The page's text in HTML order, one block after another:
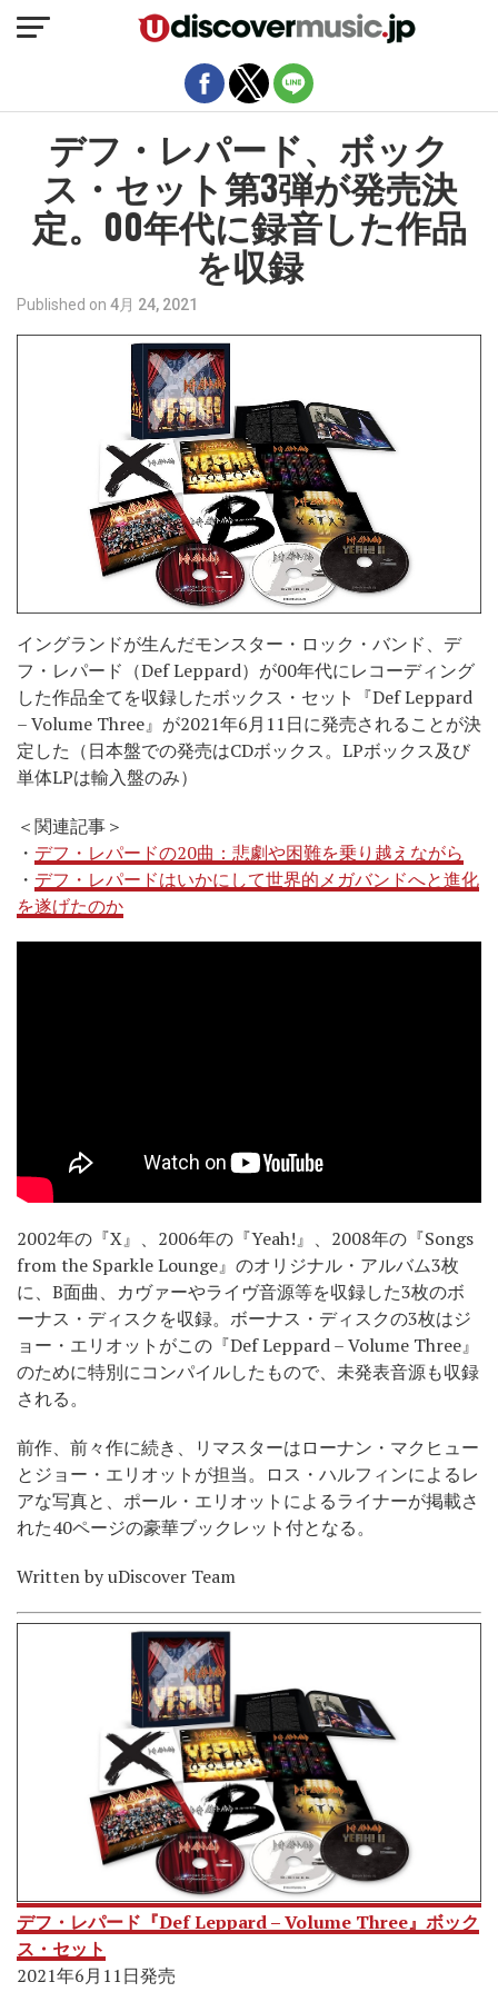
デフ・レパード、ボック
ス・セット第3弾が発売決
定。00年代に録音した作品
を収録
Published on 4月 24, 2021
イングランドが生んだモンスター・ロック・バンド、デ
フ・レパード（Def Leppard）が00年代にレコーディング
した作品全てを収録したボックス・セット『Def Leppard
– Volume Three』が2021年6月11日に発売されることが決
定した（日本盤での発売はCDボックス。LPボックス及び
単体LPは輸入盤のみ）
＜関連記事＞
・ デフ・レパードの20曲：悲劇や困難を乗り越えながら
・ デフ・レパードはいかにして世界的メガバンドへと進化
を遂げたのか
2002年の『X』、2006年の『Yeah!』、2008年の『Songs
from the Sparkle Lounge』のオリジナル・アルバム3枚
に、B面曲、カヴァーやライヴ音源等を収録した3枚のボ
ーナス・ディスクを収録。ボーナス・ディスクの3枚はジ
ョー・エリオットがこの『Def Leppard – Volume Three』
のために特別にコンパイルしたもので、未発表音源も収録
される。
前作、前々作に続き、リマスターはローナン・マクヒュー
とジョー・エリオットが担当。ロス・ハルフィンによるレ
アな写真と、ポール・エリオットによるライナーが掲載さ
れた40ページの豪華ブックレット付となる。
Written by uDiscover Team
デフ・レパード『Def Leppard – Volume Three』ボック
ス・セット
2021年6月11日発売
モバイルバージョンを終了